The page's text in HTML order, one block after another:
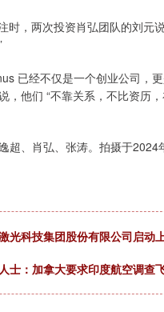
时，两次投资肖弘团队的刘元
已经不仅是一个创业公司，
，他们 “不靠关系，不比资历
超、肖弘、张涛。拍摄于2024
光科技集团股份有限公司启动
士：加拿大要求印度航空调查